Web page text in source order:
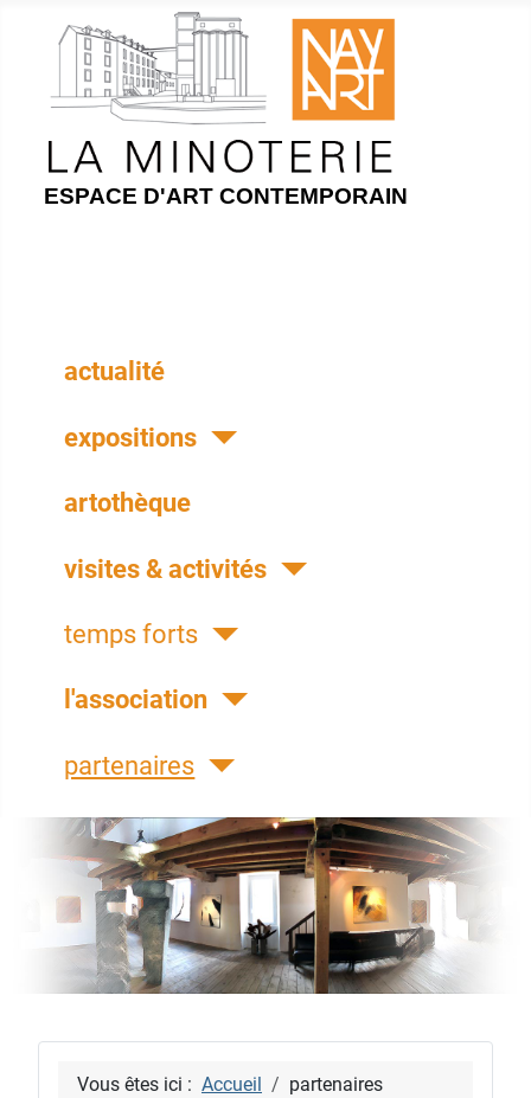
ESPACE D'ART CONTEMPORAIN
actualité
expositions
artothèque
visites & activités
temps forts
l'association
partenaires
Vous êtes ici : Accueil
partenaires